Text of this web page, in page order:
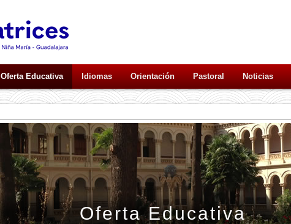
Oferta Educativa Idiomas Orientación Pastoral Noticias
Oferta Educativa